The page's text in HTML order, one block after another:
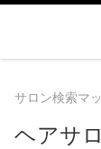
サロン検索マ
ヘアサ